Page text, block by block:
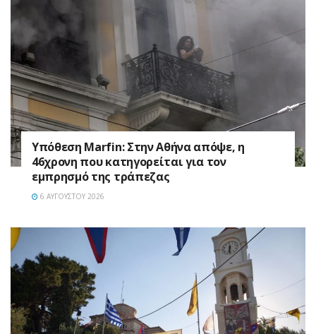
Υπόθεση Marfin: Στην Αθήνα απόψε, η
46χρονη που κατηγορείται για τον
εμπρησμό της τράπεζας
6 ΑΥΓΟΎΣΤΟΥ 2026